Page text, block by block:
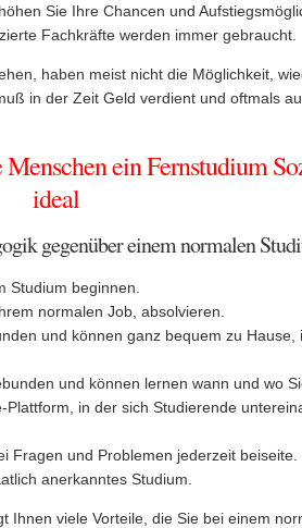
Sie Ihre Chancen und
Fachkräfte werden immer gebraucht.
haben meist nicht die Möglichkeit,
in der Zeit Geld verdient und oftmals
ein Fernstudium
ideal
gegenüber einem normalen
Studium beginnen.
normalen Job, absolvieren.
und können ganz bequem zu Hause,
und können lernen wann und wo
in der sich Studierende
Fragen und Problemen jederzeit beiseite.
anerkanntes Studium.
Ihnen viele Vorteile, die Sie bei einem